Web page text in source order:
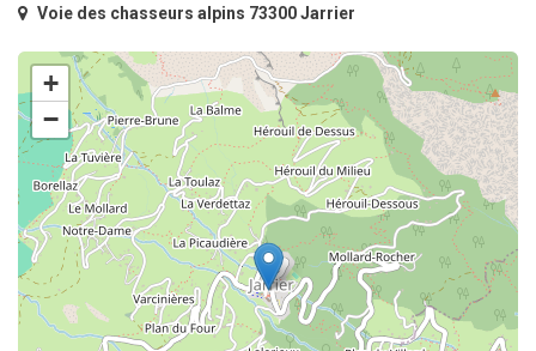
Voie des chasseurs alpins 73300 Jarrier
+
−